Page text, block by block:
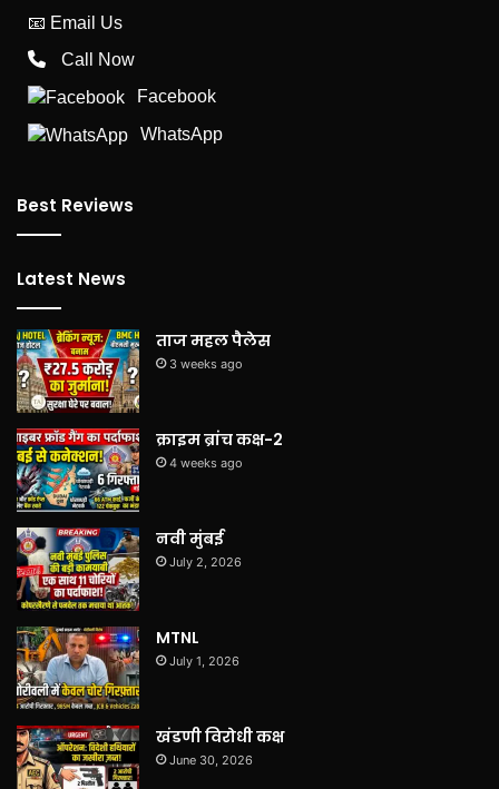
📧 Email Us
Call Now
Facebook
WhatsApp
Best Reviews
Latest News
ताज महल पैलेस
3 weeks ago
क्राइम ब्रांच कक्ष-2
4 weeks ago
नवी मुंबई
July 2, 2026
MTNL
July 1, 2026
खंडणी विरोधी कक्ष
June 30, 2026